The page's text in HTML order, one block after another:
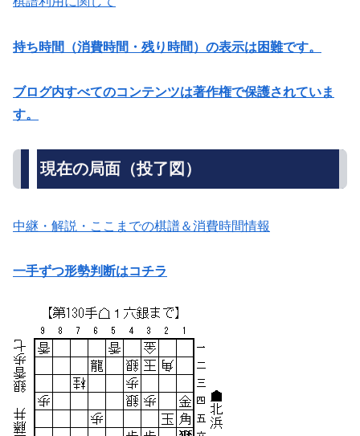
持ち時間（消費時間・残り時間）の表示は困難です。
ブログ内すべてのコンテンツは著作権で保護されていま
す。
現在の局面（投了図）
中継・解説・ここまでの棋譜＆消費時間情報
一手ずつ形勢判断はコチラ